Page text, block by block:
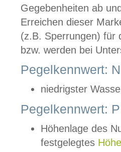
Gegebenheiten ab
Erreichen dieser
(z.B. Sperrungen) für
bzw. werden bei
Pegelkennwert:
niedrigster
Pegelkennwert:
Höhenlage des
festgelegtes